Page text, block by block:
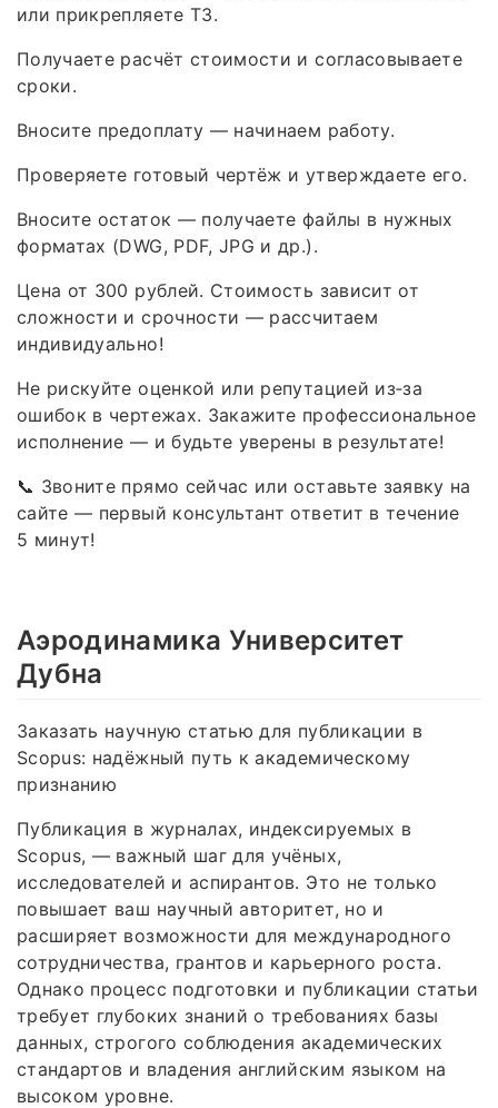
или прикрепляете ТЗ.
Получаете расчёт стоимости и согласовываете
сроки.
Вносите предоплату — начинаем работу.
Проверяете готовый чертёж и утверждаете его.
Вносите остаток — получаете файлы в нужных
форматах (DWG, PDF, JPG и др.).
Цена от 300 рублей. Стоимость зависит от
сложности и срочности — рассчитаем
индивидуально!
Не рискуйте оценкой или репутацией из‑за
ошибок в чертежах. Закажите профессиональное
исполнение — и будьте уверены в результате!
📞 Звоните прямо сейчас или оставьте заявку на
сайте — первый консультант ответит в течение
5 минут!
Аэродинамика Университет
Дубна
Заказать научную статью для публикации в
Scopus: надёжный путь к академическому
признанию
Публикация в журналах, индексируемых в
Scopus, — важный шаг для учёных,
исследователей и аспирантов. Это не только
повышает ваш научный авторитет, но и
расширяет возможности для международного
сотрудничества, грантов и карьерного роста.
Однако процесс подготовки и публикации статьи
требует глубоких знаний о требованиях базы
данных, строгого соблюдения академических
стандартов и владения английским языком на
высоком уровне.